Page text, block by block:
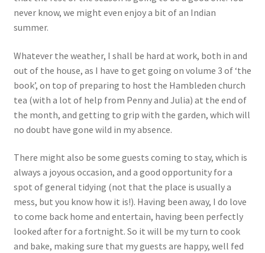
never know, we might even enjoy a bit of an Indian
summer.
Whatever the weather, I shall be hard at work, both in and
out of the house, as I have to get going on volume 3 of ‘the
book’, on top of preparing to host the Hambleden church
tea (with a lot of help from Penny and Julia) at the end of
the month, and getting to grip with the garden, which will
no doubt have gone wild in my absence.
There might also be some guests coming to stay, which is
always a joyous occasion, and a good opportunity for a
spot of general tidying (not that the place is usually a
mess, but you know how it is!). Having been away, I do love
to come back home and entertain, having been perfectly
looked after for a fortnight. So it will be my turn to cook
and bake, making sure that my guests are happy, well fed